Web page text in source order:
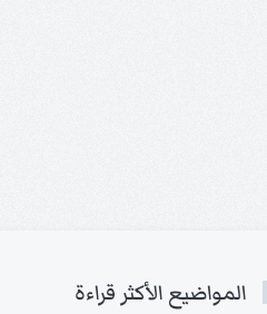
المواضيع الأكثر قراءة